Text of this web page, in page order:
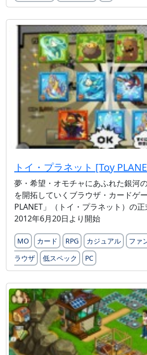
トイ・プラネット [Toy
夢・希望・オモチャにあふれた銀河
を開拓していくブラウザ・カードゲ
PLANET」（トイ・プラネット）の
2012年6月20日より開始
MO カード RPG カジュアル ファ
ラウザ
低スペック PC